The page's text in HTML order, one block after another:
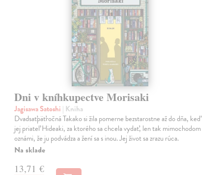
Dni v kníhkupectve Morisaki
Jagisawa Satoshi | Kniha
Dvadsaťpäťročná Takako si žila pomerne bezstarostne až do dňa, keď
jej priateľ Hideaki, za ktorého sa chcela vydať, len tak mimochodom
oznámi, že ju podvádza a žení sa s inou. Jej život sa zrazu rúca.
Na sklade
13,71 €